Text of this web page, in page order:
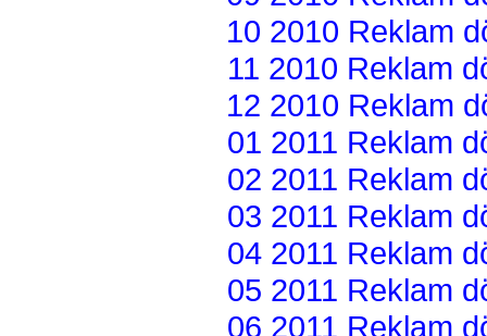
10 2010 Reklam
11 2010 Reklam
12 2010 Reklam
01 2011 Reklam
02 2011 Reklam
03 2011 Reklam
04 2011 Reklam
05 2011 Reklam
06 2011 Reklam